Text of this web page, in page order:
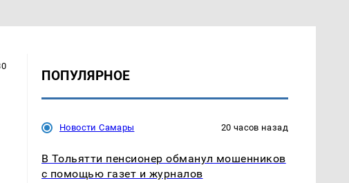
ПОПУЛЯРНОЕ
Новости Самары 20 часов назад
В Тольятти пенсионер обманул мошенников
с помощью газет и журналов